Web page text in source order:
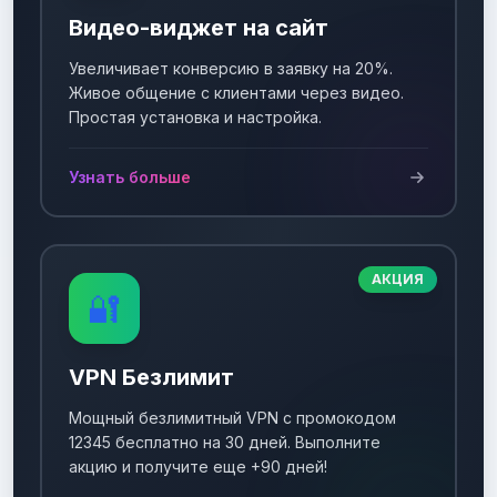
Видео-виджет на сайт
Увеличивает конверсию в заявку на 20%.
Живое общение с клиентами через видео.
Простая установка и настройка.
Узнать больше
АКЦИЯ
🔐
VPN Безлимит
Мощный безлимитный VPN с промокодом
12345 бесплатно на 30 дней. Выполните
акцию и получите еще +90 дней!